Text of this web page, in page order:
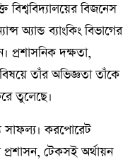
বিশ্ববিদ্যালয়ের বিজনেস
অ্যান্ড ব্যাংকিং বিভাগের
প্রশাসনিক দক্ষতা,
বিষয়ে তাঁর অভিজ্ঞতা তাঁকে
তুলেছে।
সাফল্য। করপোরেট
প্রশাসন, টেকসই অর্থায়ন